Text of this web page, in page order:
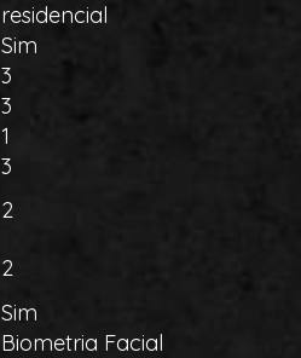
residencial
Sim
3
3
1
3
2
2
Sim
Biometria Facial